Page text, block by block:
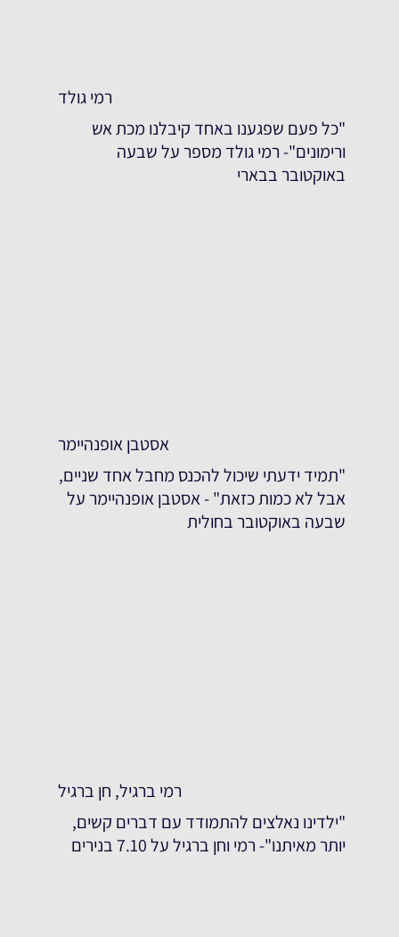
רמי גולד
"כל פעם שפגענו באחד קיבלנו מכת אש
ורימונים"- רמי גולד מספר על שבעה
באוקטובר בבארי
אסטבן אופנהיימר
"תמיד ידעתי שיכול להכנס מחבל אחד שניים,
אבל לא כמות כזאת" - אסטבן אופנהיימר על
שבעה באוקטובר בחולית
רמי ברגיל, חן ברגיל
"ילדינו נאלצים להתמודד עם דברים קשים,
יותר מאיתנו"- רמי וחן ברגיל על 7.10 בנירים